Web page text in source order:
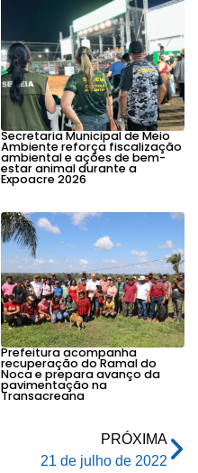
Secretaria Municipal de Meio
Ambiente reforça fiscalização
ambiental e ações de bem-
estar animal durante a
Expoacre 2026
Prefeitura acompanha
recuperação do Ramal do
Noca e prepara avanço da
pavimentação na
Transacreana
PRÓXIMA
21 de julho de 2022